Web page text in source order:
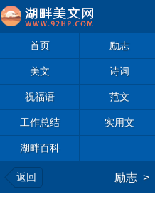
首页 励志
美文 诗词
祝福语 范文
工作总结 实用文
湖畔百科
返回 励志 >